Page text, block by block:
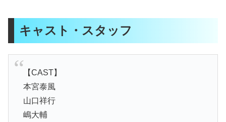
キャスト・スタッフ
【CAST】
本宮泰風
山口祥行
嶋大輔